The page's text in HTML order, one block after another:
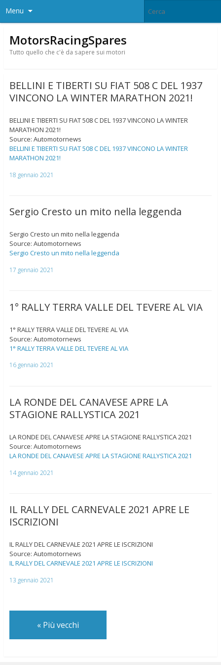
Menu
MotorsRacingSpares
Tutto quello che c'è da sapere sui motori
BELLINI E TIBERTI SU FIAT 508 C DEL 1937
VINCONO LA WINTER MARATHON 2021!
BELLINI E TIBERTI SU FIAT 508 C DEL 1937 VINCONO LA WINTER
MARATHON 2021!
Source: Automotornews
BELLINI E TIBERTI SU FIAT 508 C DEL 1937 VINCONO LA WINTER
MARATHON 2021!
18 gennaio 2021
Sergio Cresto un mito nella leggenda
Sergio Cresto un mito nella leggenda
Source: Automotornews
Sergio Cresto un mito nella leggenda
17 gennaio 2021
1° RALLY TERRA VALLE DEL TEVERE AL VIA
1° RALLY TERRA VALLE DEL TEVERE AL VIA
Source: Automotornews
1° RALLY TERRA VALLE DEL TEVERE AL VIA
16 gennaio 2021
LA RONDE DEL CANAVESE APRE LA
STAGIONE RALLYSTICA 2021
LA RONDE DEL CANAVESE APRE LA STAGIONE RALLYSTICA 2021
Source: Automotornews
LA RONDE DEL CANAVESE APRE LA STAGIONE RALLYSTICA 2021
14 gennaio 2021
IL RALLY DEL CARNEVALE 2021 APRE LE
ISCRIZIONI
IL RALLY DEL CARNEVALE 2021 APRE LE ISCRIZIONI
Source: Automotornews
IL RALLY DEL CARNEVALE 2021 APRE LE ISCRIZIONI
13 gennaio 2021
«Più vecchi